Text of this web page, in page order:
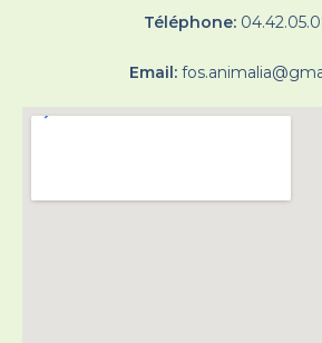
Téléphone:
Email: